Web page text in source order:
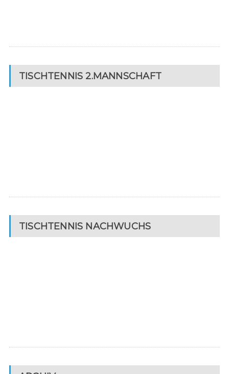
TISCHTENNIS 2.MANNSCHAFT
TISCHTENNIS NACHWUCHS